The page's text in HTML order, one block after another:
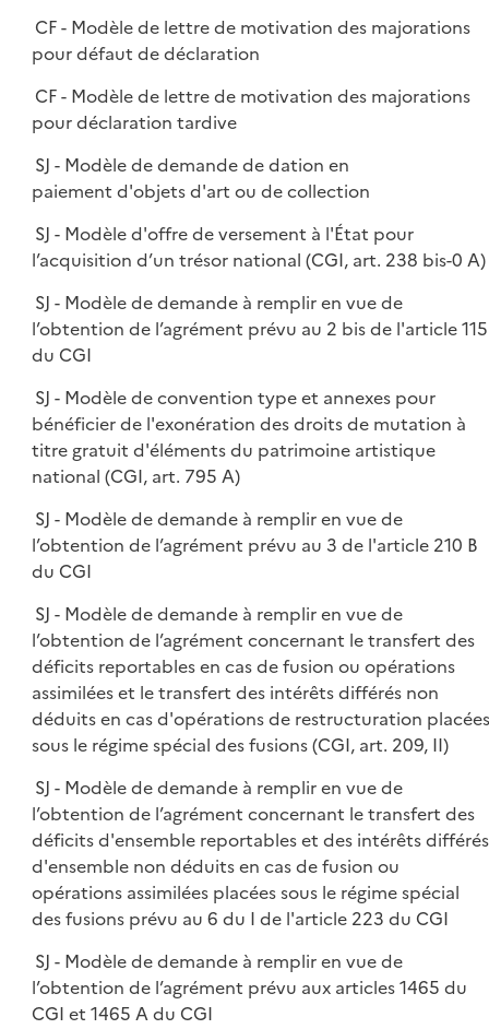
CF - Modèle de lettre de motivation des majorations
pour défaut de déclaration
CF - Modèle de lettre de motivation des majorations
pour déclaration tardive
SJ - Modèle de demande de dation en
paiement d'objets d'art ou de collection
SJ - Modèle d'offre de versement à l'État pour
l’acquisition d’un trésor national (CGI, art. 238 bis-0 A)
SJ - Modèle de demande à remplir en vue de
l’obtention de l’agrément prévu au 2 bis de l'article 115
du CGI
SJ - Modèle de convention type et annexes pour
bénéficier de l'exonération des droits de mutation à
titre gratuit d'éléments du patrimoine artistique
national (CGI, art. 795 A)
SJ - Modèle de demande à remplir en vue de
l’obtention de l’agrément prévu au 3 de l'article 210 B
du CGI
SJ - Modèle de demande à remplir en vue de
l’obtention de l’agrément concernant le transfert des
déficits reportables en cas de fusion ou opérations
assimilées et le transfert des intérêts différés non
déduits en cas d'opérations de restructuration placées
sous le régime spécial des fusions (CGI, art. 209, II)
SJ - Modèle de demande à remplir en vue de
l’obtention de l’agrément concernant le transfert des
déficits d'ensemble reportables et des intérêts différés
d'ensemble non déduits en cas de fusion ou
opérations assimilées placées sous le régime spécial
des fusions prévu au 6 du I de l'article 223 du CGI
SJ - Modèle de demande à remplir en vue de
l’obtention de l’agrément prévu aux articles 1465 du
CGI et 1465 A du CGI